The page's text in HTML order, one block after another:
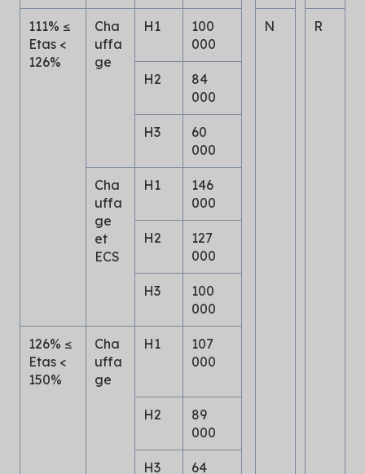
111% ≤
Etas <
126%
Cha
uffa
ge
H1
100
000
N R
H2
84
000
H3
60
000
Cha
uffa
ge
et
ECS
H1
146
000
H2
127
000
H3
100
000
126% ≤
Etas <
150%
Cha
uffa
ge
H1
107
000
H2
89
000
H3 64